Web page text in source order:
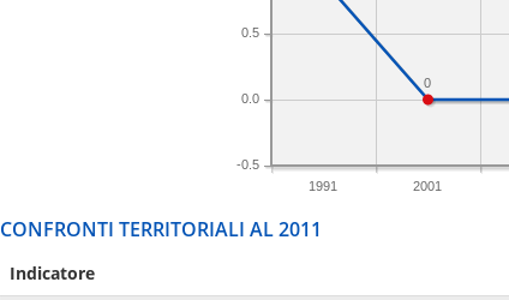
1991 2001
-0.5
0.0
0.5
0
CONFRONTI TERRITORIALI AL 2011
Indicatore